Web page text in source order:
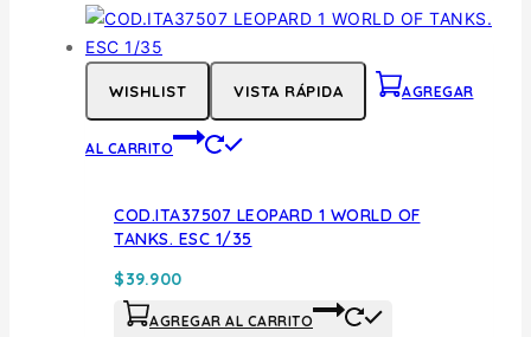
WISHLIST VISTA RÁPIDA AGREGAR
AL CARRITO
COD.ITA37507 LEOPARD 1 WORLD OF
TANKS. ESC 1/35
$39.900
AGREGAR AL CARRITO